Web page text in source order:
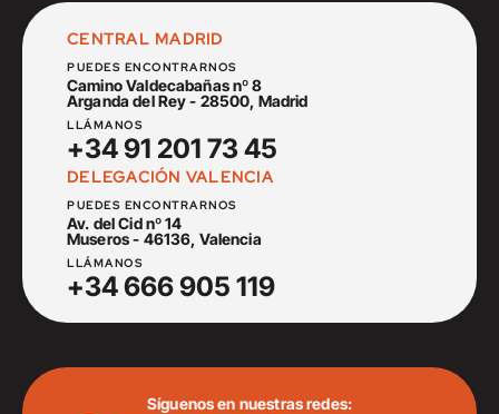
CENTRAL MADRID
PUEDES ENCONTRARNOS
Camino Valdecabañas nº 8
Arganda del Rey - 28500, Madrid
LLÁMANOS
+34 91 201 73 45
DELEGACIÓN VALENCIA
PUEDES ENCONTRARNOS
Av. del Cid nº 14
Museros - 46136, Valencia
LLÁMANOS
+34 666 905 119
Síguenos en nuestras redes: